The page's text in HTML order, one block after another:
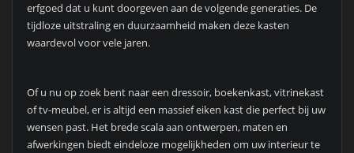
erfgoed dat u kunt doorgeven aan de volgende generaties. De
tijdloze uitstraling en duurzaamheid maken deze kasten
waardevol voor vele jaren.
Of u nu op zoek bent naar een dressoir, boekenkast, vitrinekast
of tv-meubel, er is altijd een massief eiken kast die perfect bij uw
wensen past. Het brede scala aan ontwerpen, maten en
afwerkingen biedt eindeloze mogelijkheden om uw interieur te